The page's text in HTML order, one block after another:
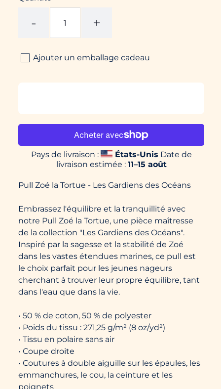
- +
Ajouter un emballage cadeau
Pays de livraison : États-Unis Date de
livraison estimée : 11⁠–15 août
Pull Zoé la Tortue - Les Gardiens des Océans
Embrassez l'équilibre et la tranquillité avec
notre Pull Zoé la Tortue, une pièce maîtresse
de la collection "Les Gardiens des Océans".
Inspiré par la sagesse et la stabilité de Zoé
dans les vastes étendues marines, ce pull est
le choix parfait pour les jeunes nageurs
cherchant à trouver leur propre équilibre, tant
dans l'eau que dans la vie.
• 50 % de coton, 50 % de polyester
• Poids du tissu : 271,25 g/m² (8 oz/yd²)
• Tissu en polaire sans air
• Coupe droite
• Coutures à double aiguille sur les épaules, les
emmanchures, le cou, la ceinture et les
poignets